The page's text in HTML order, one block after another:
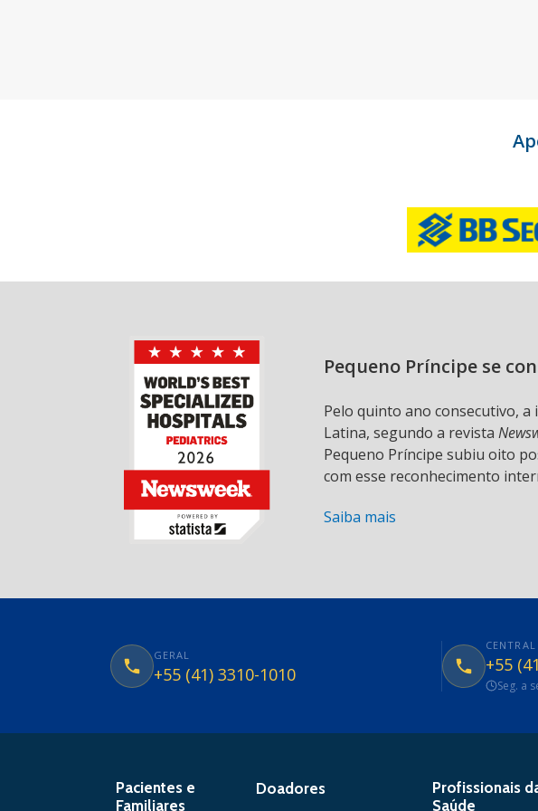
Pequeno Príncipe se
Pelo quinto ano consecutivo,
Latina, segundo a revista
Pequeno Príncipe subiu oito
com esse reconhecimento
Saiba mais
GERAL
+55 (41) 3310-1010 +55
Seg. a
Pacientes e
Familiares
Doadores
Profissionais
Saúde